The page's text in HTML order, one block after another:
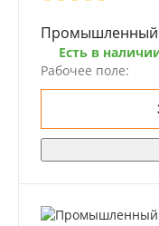
Промышленный
Есть в
Рабочее поле: